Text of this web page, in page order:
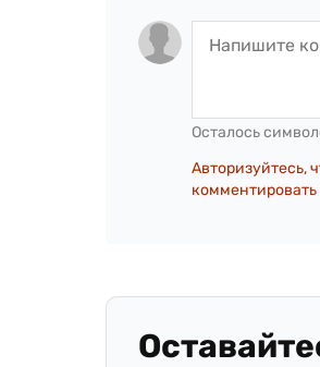
Осталось
Авторизуйтесь,